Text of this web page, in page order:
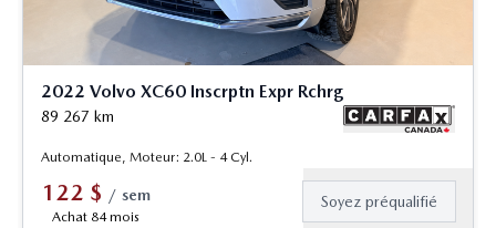
2022 Volvo XC60 Inscrptn Expr Rchrg
89 267 km
Automatique, Moteur: 2.0L - 4 Cyl.
122 $ / sem
Achat 84 mois
Soyez préqualifié